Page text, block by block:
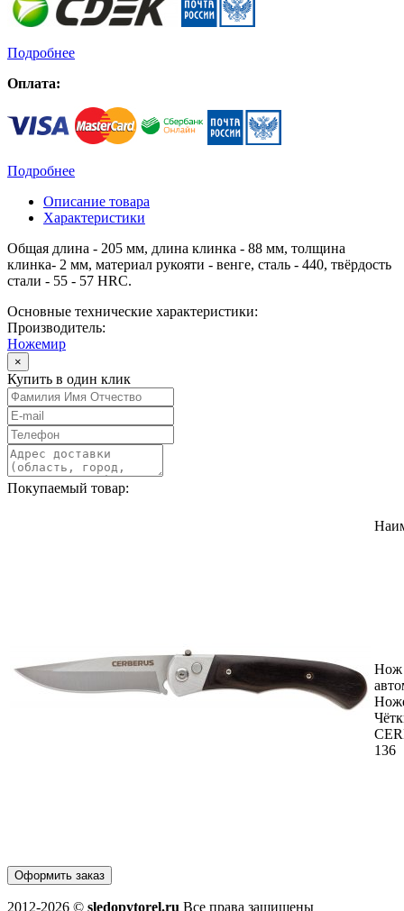
Подробнее
Оплата:
Подробнее
Описание товара
Характеристики
Общая длина - 205 мм, длина клинка - 88 мм, толщина
клинка- 2 мм, материал рукояти - венге, сталь - 440, твёрдость
стали - 55 - 57 HRC.
Основные технические характеристики:
Производитель:
Ножемир
×
Купить в один клик
Покупаемый товар:
Нож
136
Оформить заказ
2012-2026 © sledopytorel.ru Все права защищены